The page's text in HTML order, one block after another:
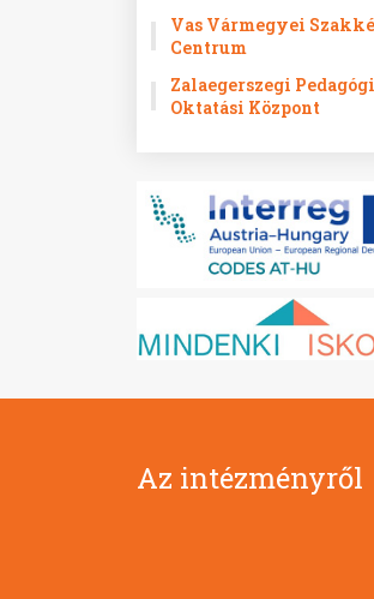
Vas Vármegyei
Centrum
Zalaegerszegi
Oktatási Központ
Az intézményről